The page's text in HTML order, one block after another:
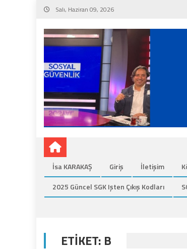
Skip
content
Salı, Haziran 09, 2026
İsa KARAKAŞ Giriş İletişim
2025 Güncel SGK Işten Çıkış Kodları
ETIKET: B